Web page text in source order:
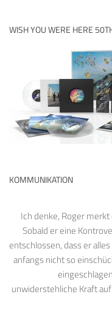
WISH YOU WERE HERE
KOMMUNIKATION
Ich denke, Roger
Sobald er eine
entschlossen, dass er
anfangs nicht so
unwiderstehliche Kraft